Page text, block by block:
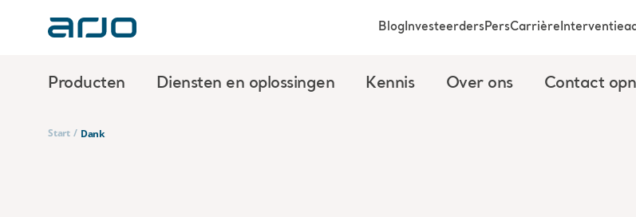
Producten Diensten en oplossingen Kennis Over ons Contact
BlogInvesteerdersPersCarrière
Start / Dank